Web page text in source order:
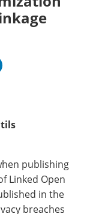
publishing
Linked Open
in the
breaches